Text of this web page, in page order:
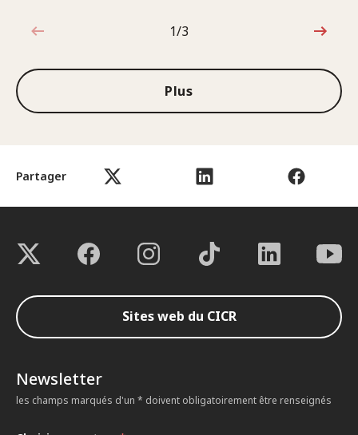
Partager
1sur3
1/3
Plus
Sites web du CICR
Newsletter
les champs marqués d'un * doivent obligatoirement être renseignés